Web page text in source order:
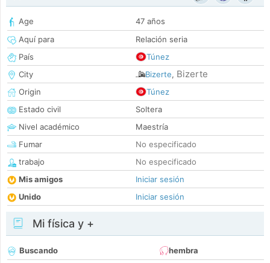
Age
47 años
Aquí para
Relación seria
País
Túnez
City
Bizerte, Bizerte
Origin
Túnez
Estado civil
Soltera
Nivel académico
Maestría
Fumar
No especificado
trabajo
No especificado
Mis amigos
Iniciar sesión
Unido
Iniciar sesión
Mi física y +
Buscando
hembra